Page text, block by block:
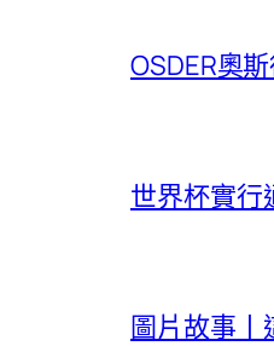
OSDER奧
世界杯實行
圖片故事丨